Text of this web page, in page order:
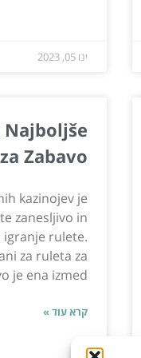
ינו 05, 2023
Zabavo
kazinojev je
zanesljivo in
igranje rulete.
za ruleta za
je ena izmed...
קרא עוד »